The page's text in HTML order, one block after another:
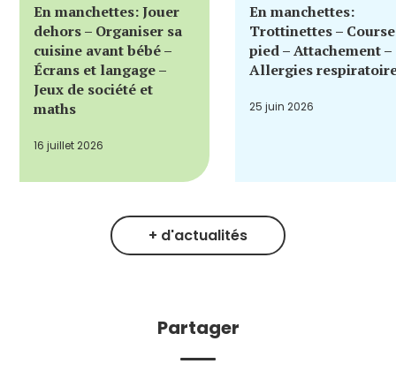
En manchettes: Jouer
dehors – Organiser sa
cuisine avant bébé –
Écrans et langage –
Jeux de société et
maths
16 juillet 2026
En manchettes:
Trottinettes –
pied – Attachement –
Allergies
25 juin 2026
+ d'actualités
Partager